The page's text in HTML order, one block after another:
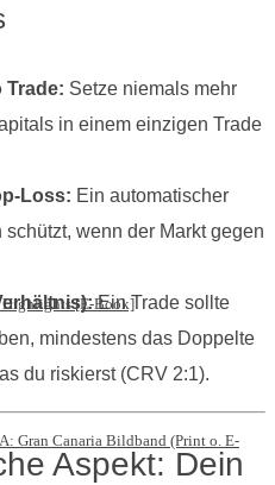
Highlights [E-Book]
Gran Canaria Bildband (Print o. E-
Trade: Setze niemals mehr
in einem einzigen Trade
Loss: Ein automatischer
wenn der Markt gegen
Ein Trade sollte
mindestens das Doppelte
du riskierst (CRV 2:1).
Aspekt: Dein